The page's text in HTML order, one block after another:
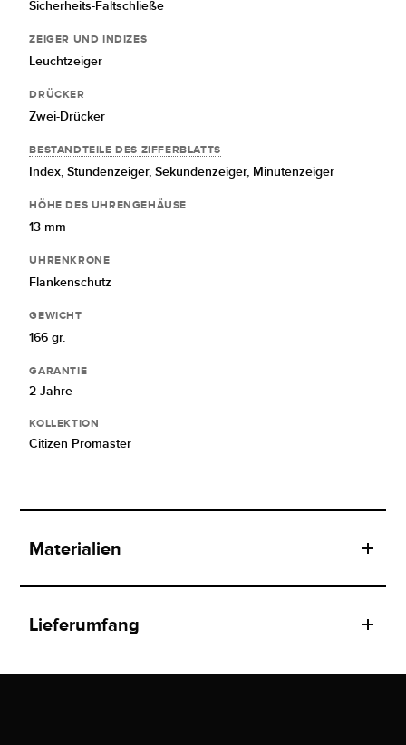
Sicherheits-Faltschließe
ZEIGER UND INDIZES
Leuchtzeiger
DRÜCKER
Zwei-Drücker
BESTANDTEILE DES ZIFFERBLATTS
Index,Stundenzeiger,Sekundenzeiger, Minutenzeiger
HÖHE DES UHRENGEHÄUSE
13 mm
UHRENKRONE
Flankenschutz
GEWICHT
166 gr.
GARANTIE
2 Jahre
KOLLEKTION
Citizen Promaster
Materialien
Lieferumfang